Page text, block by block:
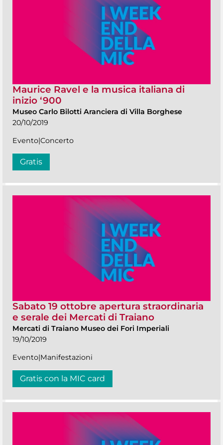
Maurice Ravel e la musica italiana di
inizio ‘900
Museo Carlo Bilotti Aranciera di Villa Borghese
20/10/2019
Evento|Concerto
Gratis
Sabato 19 ottobre apertura straordinaria
e serale dei Mercati di Traiano
Mercati di Traiano Museo dei Fori Imperiali
19/10/2019
Evento|Manifestazioni
Gratis con la MIC card